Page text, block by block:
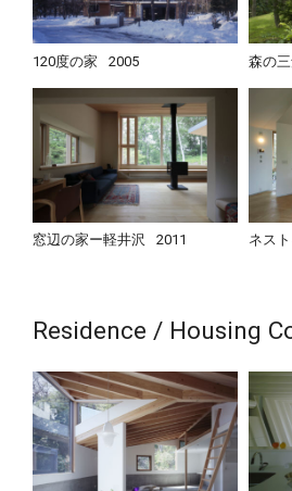
120度の家 2005 森の三
窓辺の家ー軽井沢 2011 ネス
Residence / Housing